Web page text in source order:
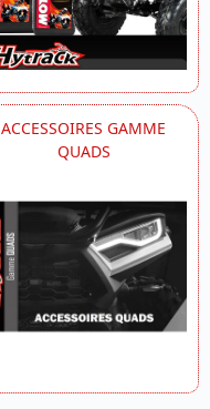
ACCESSOIRES GAMME
QUADS